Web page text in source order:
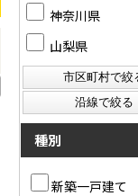
神奈川県
山梨県
種別
新築一戸建て